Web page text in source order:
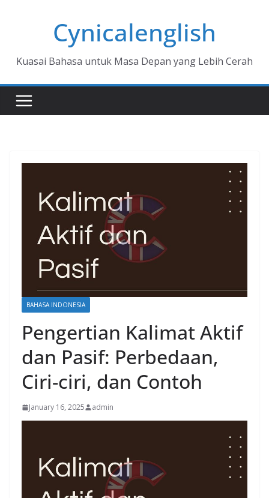
Cynicalenglish
Kuasai Bahasa untuk Masa Depan yang Lebih Cerah
BAHASA INDONESIA
Pengertian Kalimat Aktif
dan Pasif: Perbedaan,
Ciri-ciri, dan Contoh
January 16, 2025 admin